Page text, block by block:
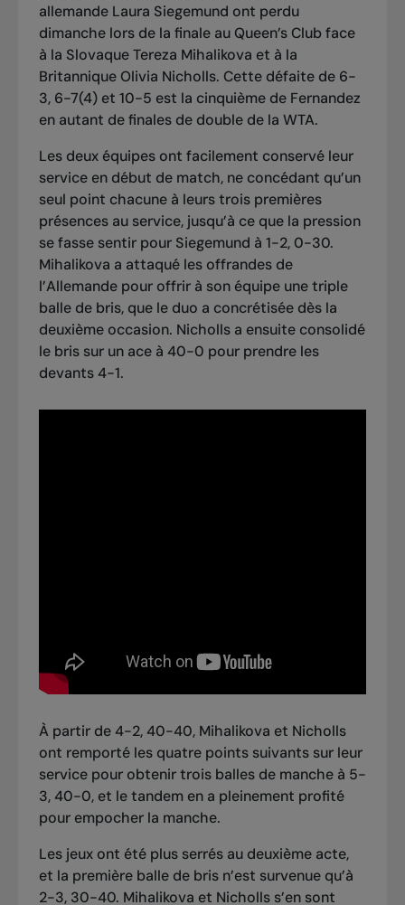
allemande Laura Siegemund ont perdu
dimanche lors de la finale au Queen’s Club face
à la Slovaque Tereza Mihalikova et à la
Britannique Olivia Nicholls. Cette défaite de 6-
3, 6-7(4) et 10-5 est la cinquième de Fernandez
en autant de finales de double de la WTA.
Les deux équipes ont facilement conservé leur
service en début de match, ne concédant qu’un
seul point chacune à leurs trois premières
présences au service, jusqu’à ce que la pression
se fasse sentir pour Siegemund à 1-2, 0-30.
Mihalikova a attaqué les offrandes de
l’Allemande pour offrir à son équipe une triple
balle de bris, que le duo a concrétisée dès la
deuxième occasion. Nicholls a ensuite consolidé
le bris sur un ace à 40-0 pour prendre les
devants 4-1.
À partir de 4-2, 40-40, Mihalikova et Nicholls
ont remporté les quatre points suivants sur leur
service pour obtenir trois balles de manche à 5-
3, 40-0, et le tandem en a pleinement profité
pour empocher la manche.
Les jeux ont été plus serrés au deuxième acte,
et la première balle de bris n’est survenue qu’à
2-3, 30-40. Mihalikova et Nicholls s’en sont